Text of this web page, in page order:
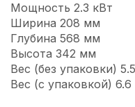
Мощность 2.3 кВт
Ширина 208 мм
Глубина 568 мм
Высота 342 мм
Вес (без упаковки)
Вес (с упаковкой) 6.6